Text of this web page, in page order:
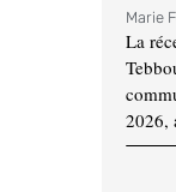
Marie
La
2026,